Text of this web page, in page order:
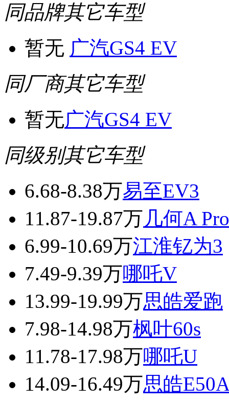
同品牌其它车型
暂无 广汽GS4 EV
同厂商其它车型
暂无广汽GS4 EV
同级别其它车型
6.68-8.38万易至EV3
11.87-19.87万几何A Pro
6.99-10.69万江淮钇为3
7.49-9.39万哪吒V
13.99-19.99万思皓爱跑
7.98-14.98万枫叶60s
11.78-17.98万哪吒U
14.09-16.49万思皓